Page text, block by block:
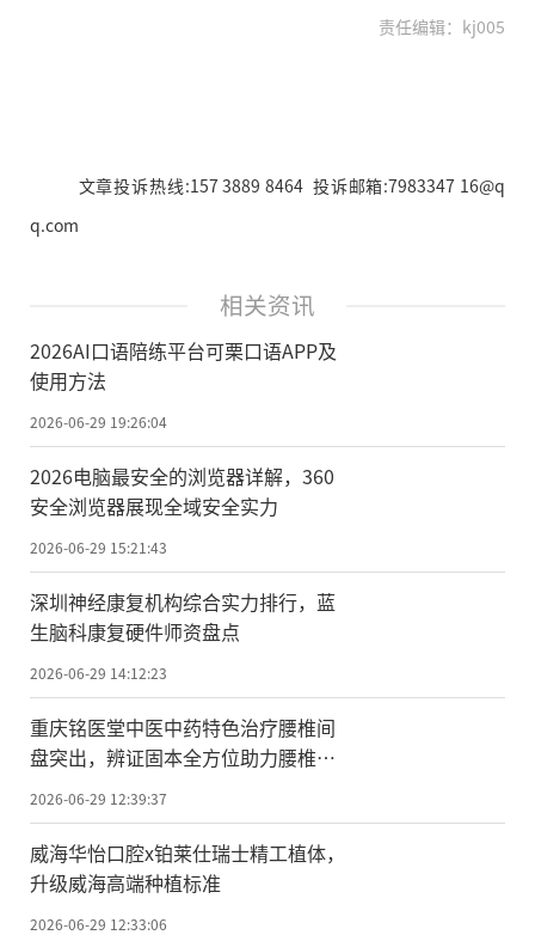
责任编辑：kj005
文章投诉热线:157 3889 8464 投诉邮箱:7983347 16@q
q.com
相关资讯
2026AI口语陪练平台可栗口语APP及
使用方法
2026-06-29 19:26:04
2026电脑最安全的浏览器详解，360
安全浏览器展现全域安全实力
2026-06-29 15:21:43
深圳神经康复机构综合实力排行，蓝
生脑科康复硬件师资盘点
2026-06-29 14:12:23
重庆铭医堂中医中药特色治疗腰椎间
盘突出，辨证固本全方位助力腰椎康
复
2026-06-29 12:39:37
威海华怡口腔x铂莱仕瑞士精工植体，
升级威海高端种植标准
2026-06-29 12:33:06